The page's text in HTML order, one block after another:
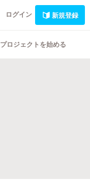
ログイン 新規登録
プロジェクトを始める